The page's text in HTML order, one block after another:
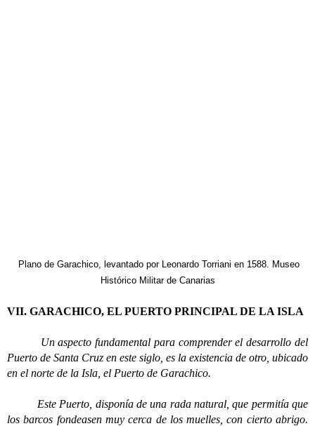
Plano de Garachico, levantado por Leonardo Torriani en 1588. Museo
Histórico Militar de Canarias
VII. GARACHICO, EL PUERTO PRINCIPAL DE LA ISLA
Un aspecto fundamental para comprender el desarrollo del
Puerto de Santa Cruz en este siglo, es la existencia de otro, ubicado
en el norte de la Isla, el Puerto de Garachico.
Este Puerto, disponía de una rada natural, que permitía que
los barcos fondeasen muy cerca de los muelles, con cierto abrigo.